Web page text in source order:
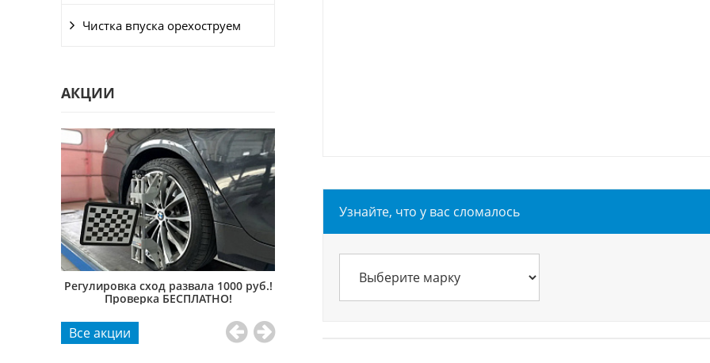
Чистка впуска орехоструем
АКЦИИ
Регулировка сход развала 1000 руб.!
Проверка БЕСПЛАТНО!
Техническое обслуживание
БЕСПЛАТНО!
Все акции
Узнайте, что у вас сломалось